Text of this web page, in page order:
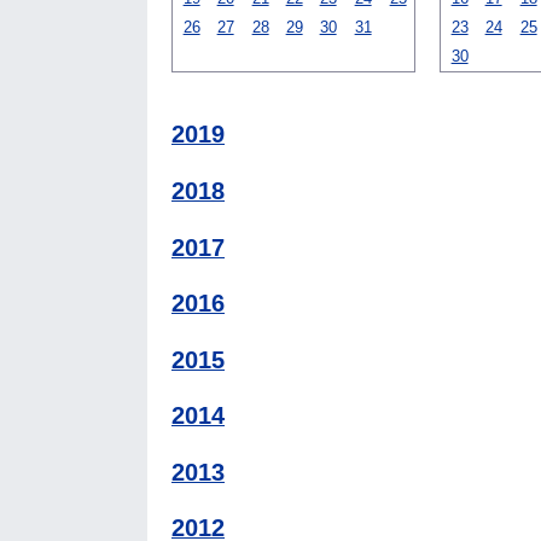
26
27 28 29 30 31
23
24 25
30
2019
2018
2017
2016
2015
2014
2013
2012